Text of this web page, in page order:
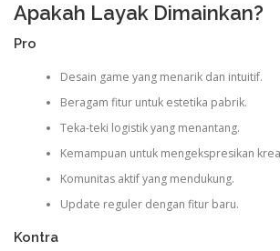
Apakah Layak Dimainkan?
Pro
Desain game yang menarik dan intuitif.
Beragam fitur untuk estetika pabrik.
Teka-teki logistik yang menantang.
Kemampuan untuk mengekspresikan
Komunitas aktif yang mendukung.
Update reguler dengan fitur baru.
Kontra